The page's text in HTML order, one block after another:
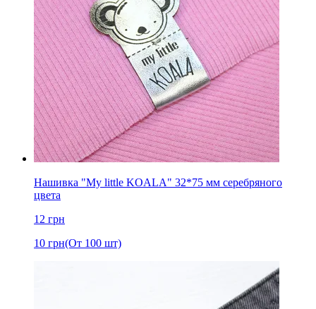
Нашивка "My little KOALA" 32*75 мм серебряного
цвета
12 грн
10 грн(От 100 шт)